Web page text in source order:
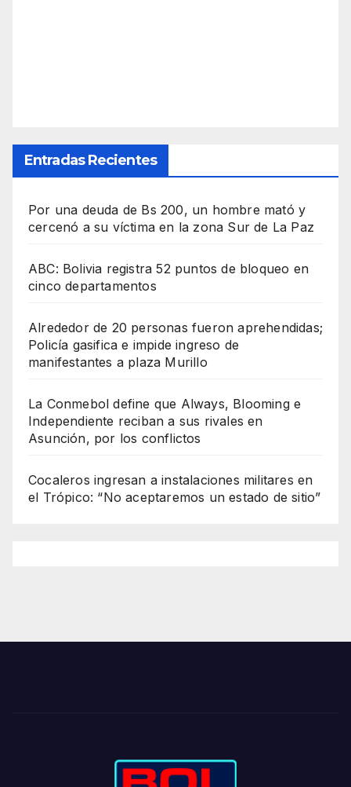
Entradas Recientes
Por una deuda de Bs 200, un hombre mató y
cercenó a su víctima en la zona Sur de La Paz
ABC: Bolivia registra 52 puntos de bloqueo en
cinco departamentos
Alrededor de 20 personas fueron aprehendidas;
Policía gasifica e impide ingreso de
manifestantes a plaza Murillo
La Conmebol define que Always, Blooming e
Independiente reciban a sus rivales en
Asunción, por los conflictos
Cocaleros ingresan a instalaciones militares en
el Trópico: “No aceptaremos un estado de sitio”